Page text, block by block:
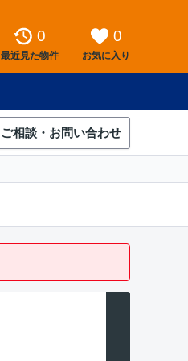
0
最近見た物件
0
お気に入り
ご相談・お問い合わせ